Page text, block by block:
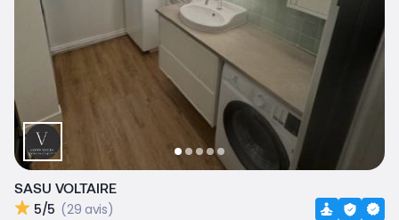
SASU VOLTAIRE
5/5 (29 avis)